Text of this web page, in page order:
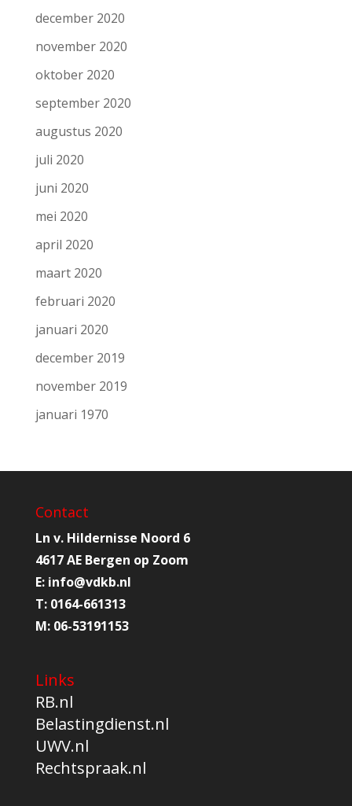
december 2020
november 2020
oktober 2020
september 2020
augustus 2020
juli 2020
juni 2020
mei 2020
april 2020
maart 2020
februari 2020
januari 2020
december 2019
november 2019
januari 1970
Contact
Ln v. Hildernisse Noord 6
4617 AE Bergen op Zoom
E: info@vdkb.nl
T: 0164-661313
M: 06-53191153
Links
RB.nl
Belastingdienst.nl
UWV.nl
Rechtspraak.nl